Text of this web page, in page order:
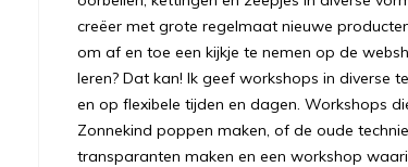
creëer met grote regelmaat nieuwe
om af en toe een kijkje te nemen op de
leren? Dat kan! Ik geef workshops in diverse
en op flexibele tijden en dagen. Workshops
Zonnekind poppen maken, of de oude
transparanten maken en een workshop